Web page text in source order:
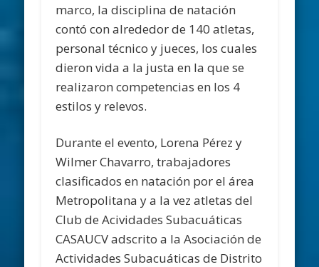
marco, la disciplina de natación
contó con alrededor de 140 atletas,
personal técnico y jueces, los cuales
dieron vida a la justa en la que se
realizaron competencias en los 4
estilos y relevos.
Durante el evento, Lorena Pérez y
Wilmer Chavarro, trabajadores
clasificados en natación por el área
Metropolitana y a la vez atletas del
Club de Acividades Subacuáticas
CASAUCV adscrito a la Asociación de
Actividades Subacuáticas de Distrito